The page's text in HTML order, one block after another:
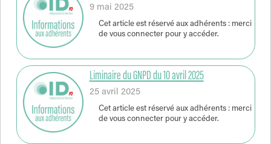
9 mai 2025
Cet article est réservé aux adhérents : merci
de vous connecter pour y accéder.
Liminaire du GNPD du 10 avril 2025
25 avril 2025
Cet article est réservé aux adhérents : merci
de vous connecter pour y accéder.